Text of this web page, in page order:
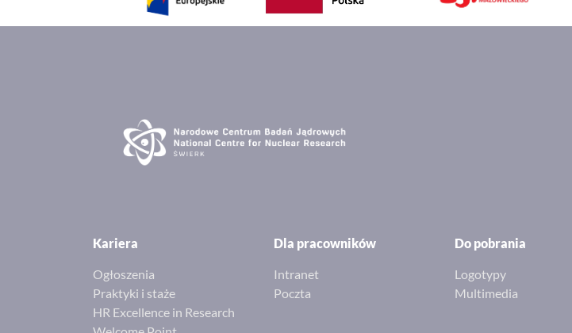
Kariera
Ogłoszenia
Praktyki i staże
HR Excellence in Research
Dla pracowników
Intranet
Poczta
Do pobrania
Logotypy
Multimedia